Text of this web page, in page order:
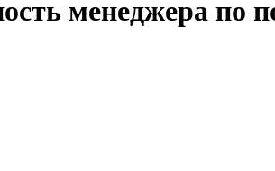
менеджера по